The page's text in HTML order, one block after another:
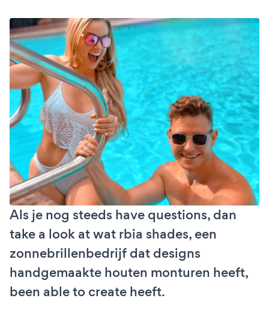
Als je nog steeds have questions, dan
take a look at wat rbia shades, een
zonnebrillenbedrijf dat designs
handgemaakte houten monturen heeft,
been able to create heeft.